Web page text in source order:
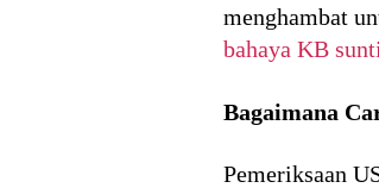
menghambat
bahaya KB
Bagaimana
Pemeriksaan